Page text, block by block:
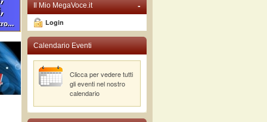
-
Il Mio MegaVoce.it
Login
Calendario Eventi
Clicca per vedere tutti
gli eventi nel nostro
calendario